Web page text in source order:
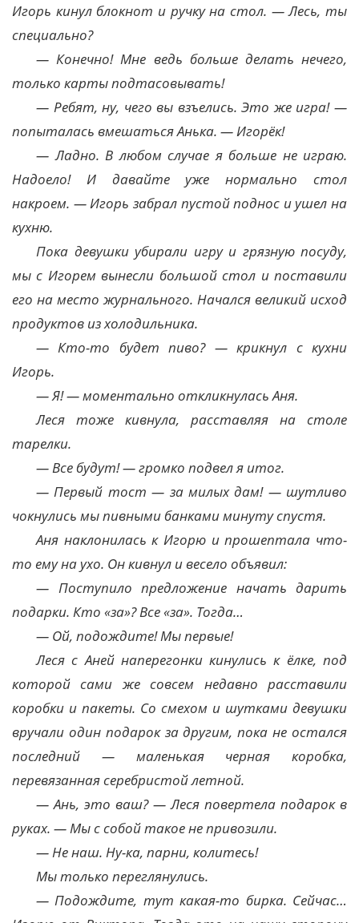
Игорь кинул блокнот и ручку на стол. — Лесь, ты
специально?
— Конечно! Мне ведь больше делать нечего,
только карты подтасовывать!
— Ребят, ну, чего вы взъелись. Это же игра! —
попыталась вмешаться Анька. — Игорёк!
— Ладно. В любом случае я больше не играю.
Надоело! И давайте уже нормально стол
накроем. — Игорь забрал пустой поднос и ушел на
кухню.
Пока девушки убирали игру и грязную посуду,
мы с Игорем вынесли большой стол и поставили
его на место журнального. Начался великий исход
продуктов из холодильника.
— Кто-то будет пиво? — крикнул с кухни
Игорь.
— Я! — моментально откликнулась Аня.
Леся тоже кивнула, расставляя на столе
тарелки.
— Все будут! — громко подвел я итог.
— Первый тост — за милых дам! — шутливо
чокнулись мы пивными банками минуту спустя.
Аня наклонилась к Игорю и прошептала что-
то ему на ухо. Он кивнул и весело объявил:
— Поступило предложение начать дарить
подарки. Кто «за»? Все «за». Тогда…
— Ой, подождите! Мы первые!
Леся с Аней наперегонки кинулись к ёлке, под
которой сами же совсем недавно расставили
коробки и пакеты. Со смехом и шутками девушки
вручали один подарок за другим, пока не остался
последний — маленькая черная коробка,
перевязанная серебристой летной.
— Ань, это ваш? — Леся повертела подарок в
руках. — Мы с собой такое не привозили.
— Не наш. Ну-ка, парни, колитесь!
Мы только переглянулись.
— Подождите, тут какая-то бирка. Сейчас…